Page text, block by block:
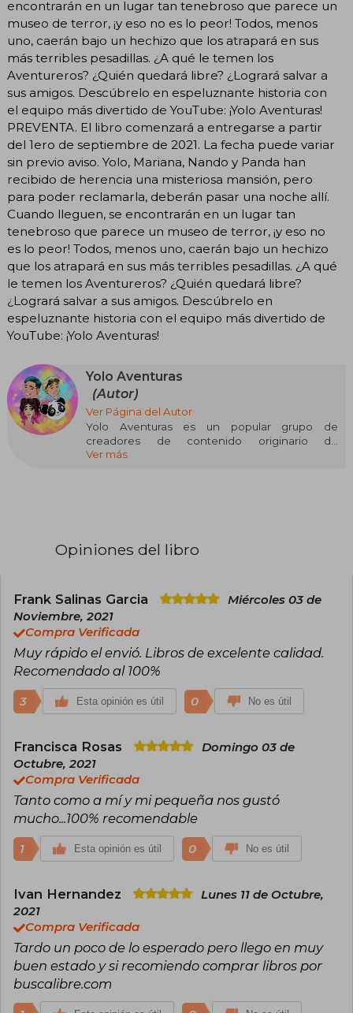
encontrarán en un lugar tan tenebroso que parece un
museo de terror, ¡y eso no es lo peor! Todos, menos
uno, caerán bajo un hechizo que los atrapará en sus
más terribles pesadillas. ¿A qué le temen los
Aventureros? ¿Quién quedará libre? ¿Logrará salvar a
sus amigos. Descúbrelo en espeluznante historia con
el equipo más divertido de YouTube: ¡Yolo Aventuras!
PREVENTA. El libro comenzará a entregarse a partir
del 1ero de septiembre de 2021. La fecha puede variar
sin previo aviso. Yolo, Mariana, Nando y Panda han
recibido de herencia una misteriosa mansión, pero
para poder reclamarla, deberán pasar una noche allí.
Cuando lleguen, se encontrarán en un lugar tan
tenebroso que parece un museo de terror, ¡y eso no
es lo peor! Todos, menos uno, caerán bajo un hechizo
que los atrapará en sus más terribles pesadillas. ¿A qué
le temen los Aventureros? ¿Quién quedará libre?
¿Logrará salvar a sus amigos. Descúbrelo en
espeluznante historia con el equipo más divertido de
YouTube: ¡Yolo Aventuras!
Yolo Aventuras
(Autor)
Ver Página del Autor
Yolo Aventuras es un popular grupo de
creadores de contenido originario de
Venezuela, conformado por Yolo (Flavio Andrés
Latinoamérica.
han incursionado en la literatura infantil con
obras como "Yolo Aventuras. La mansión de las
pesadillas" (2021), "Yolo Aventuras 2. El misterio
del Amazonas" (2022) y "Yolo Aventuras 3. Los
impostores del espacio" (2023). Estas
publicaciones, dirigidas al público infantil,
estilo dinámico y divertido que caracteriza al
grupo.
Ver más
Opiniones del libro
Frank Salinas Garcia
Miércoles 03 de
Noviembre, 2021
Compra Verificada
Muy rápido el envió. Libros de excelente calidad.
Recomendado al 100%
3 Esta opinión es útil 0 No es útil
Francisca Rosas
Domingo 03 de
Octubre, 2021
Compra Verificada
Tanto como a mí y mi pequeña nos gustó
mucho...100% recomendable
1 Esta opinión es útil 0 No es útil
Ivan Hernandez
Lunes 11 de Octubre,
2021
Compra Verificada
Tardo un poco de lo esperado pero llego en muy
buen estado y si recomiendo comprar libros por
buscalibre.com